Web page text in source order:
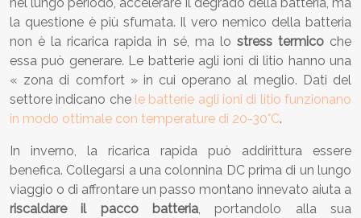
la questione è più sfumata. Il vero nemico della batteria
non è la ricarica rapida in sé, ma lo stress termicoche
essa può generare. Le batterie agli ioni di litio hanno una
« zona di comfort » in cui operano al meglio. Dati del
settore indicano che le batterie agli ioni di litio funzionano
in modo ottimale con temperature di 20-30°C.
In inverno, la ricarica rapida può addirittura essere
benefica. Collegarsi a una colonnina DC prima di un lungo
viaggio o di affrontare un passo montano innevato aiuta a
riscaldare il pacco batteria, portandolo alla sua